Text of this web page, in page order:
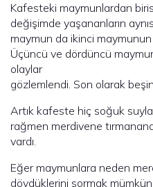
Kafesteki maymunlardan
değişimde yaşananların
maymun da ikinci
Üçüncü ve dördüncü
olaylar
gözlemlendi. Son olarak
Artık kafeste hiç soğuk suyla
rağmen merdivene
vardı.
Eğer maymunlara neden
dövdüklerini sormak